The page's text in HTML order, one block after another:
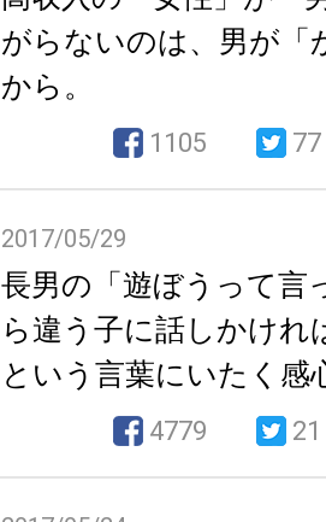
がらないのは、男が「
から。
1105 77
2017/05/29
長男の「遊ぼうって言
ら違う子に話しかけれ
という言葉にいたく感
4779 21